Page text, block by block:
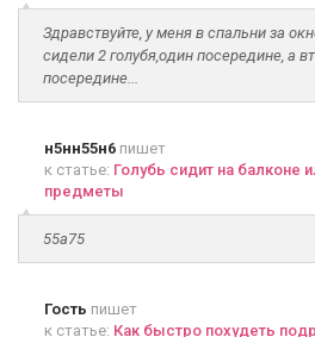
Здравствуйте, у меня в спальни за
сидели 2 голубя,один посередине, а
посередине...
н5нн55н6 пишет
к статье: Голубь сидит на балконе
предметы
55а75
Гость пишет
к статье: Как быстро похудеть